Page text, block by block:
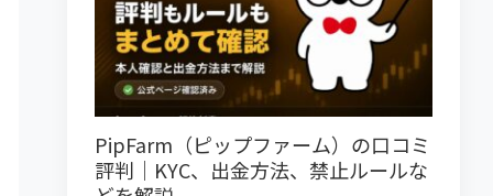
PipFarm（ピップファーム）の口コミ
評判｜KYC、出金方法、禁止ルールな